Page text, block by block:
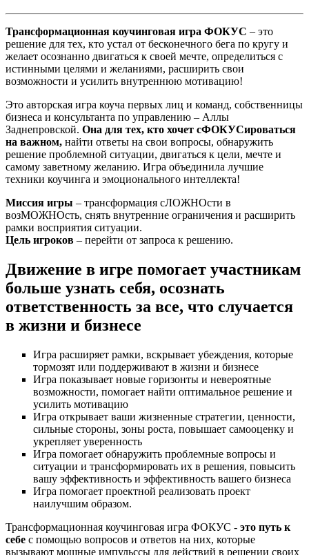
Трансформационная коучинговая игра ФОКУС – это
решение для тех, кто устал от бесконечного бега по кругу и
желает осознанно двигаться к своей мечте, определиться с
истинными целями и желаниями, расширить свои
возможности и усилить внутреннюю мотивацию!
Это авторская игра коуча первых лиц и команд, собственницы
бизнеса и консультанта по управлению – Аллы
Заднепровской. Она для тех, кто хочет сФОКУСироваться
на важном, найти ответы на свои вопросы, обнаружить
решение проблемной ситуации, двигаться к цели, мечте и
самому заветному желанию. Игра объединила лучшие
техники коучинга и эмоционального интеллекта!
Миссия игры – трансформация сЛОЖНОсти в
возМОЖНОсть, снять внутренние ограничения и расширить
рамки восприятия ситуации.
Цель игроков – перейти от запроса к решению.
Движение в игре помогает участникам
больше узнать себя, осознать
ответственность за все, что случается
в жизни и бизнесе
Игра расширяет рамки, вскрывает убеждения, которые
тормозят или поддерживают в жизни и бизнесе
Игра показывает новые горизонты и невероятные
возможности, помогает найти оптимальное решение и
усилить мотивацию
Игра открывает ваши жизненные стратегии, ценности,
сильные стороны, зоны роста, повышает самооценку и
укрепляет уверенность
Игра помогает обнаружить проблемные вопросы и
ситуации и трансформировать их в решения, повысить
вашу эффективность и эффективность вашего бизнеса
Игра помогает проектной реализовать проект
наилучшим образом.
Трансформационная коучинговая игра ФОКУС - это путь к
себе с помощью вопросов и ответов на них, которые
вызывают мощные импульссы для действий в решении своих